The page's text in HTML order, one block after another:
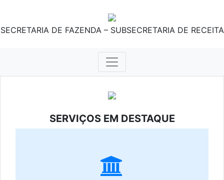
SECRETARIA DE FAZENDA – SUBSECRETARIA DE RECEITA
SERVIÇOS EM DESTAQUE